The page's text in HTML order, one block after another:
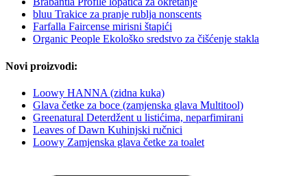
bluu Trakice za pranje rublja nonscents
Farfalla Faircense mirisni štapići
Organic People Ekološko sredstvo za čišćenje stakla
Novi proizvodi:
Loowy HANNA (zidna kuka)
Glava četke za boce (zamjenska glava Multitool)
Greenatural Deterdžent u listićima, neparfimirani
Leaves of Dawn Kuhinjski ručnici
Loowy Zamjenska glava četke za toalet